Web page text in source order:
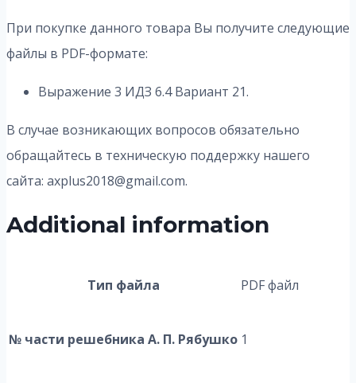
При покупке данного товара Вы получите следующие
файлы в PDF-формате:
Выражение 3 ИДЗ 6.4 Вариант 21.
В случае возникающих вопросов обязательно
обращайтесь в техническую поддержку нашего
сайта: axplus2018@gmail.com.
Additional information
Тип файла PDF файл
№ части решебника А. П. Рябушко 1